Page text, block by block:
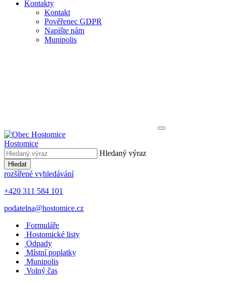
Kontakty
Kontakt
Pověřenec GDPR
Napište nám
Munipolis
Hostomice
Hledaný výraz
Hledat
rozšířené vyhledávání
+420 311 584 101
podatelna@hostomice.cz
Formuláře
Hostomické listy
Odpady
Místní poplatky
Munipolis
Volný čas